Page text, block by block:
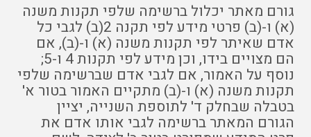
גורם מאתר יכלול ברשימה שלפי תקנות משנה
(א) ו-(ב) פרטי מידע לפי תקנה 2(ב) לגבי כל
אדם שאיתר לפי תקנות משנה (א) ו-(ב), אם
הם מצויים בידו, וכן מידע לפי תקנות 4 ו-5;
נוסף על האמור, אם לגבי אדם שברשימה שלפי
תקנות משנה (א) ו-(ב) מתקיים האמור בטור א'
בטבלה שבחלק ד' לתוספת השנייה, יציין
הגורם המאתר ברשימה לגבי אותו אדם את